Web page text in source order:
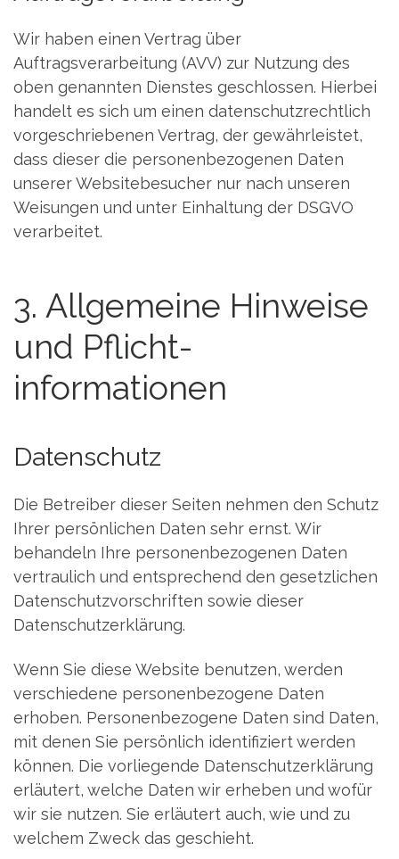
Wir haben einen Vertrag über
Auftragsverarbeitung (AVV) zur Nutzung des
oben genannten Dienstes geschlossen. Hierbei
handelt es sich um einen datenschutzrechtlich
vorgeschriebenen Vertrag, der gewährleistet,
dass dieser die personenbezogenen Daten
unserer Websitebesucher nur nach unseren
Weisungen und unter Einhaltung der DSGVO
verarbeitet.
3. Allgemeine Hinweise
und Pflicht­
informationen
Datenschutz
Die Betreiber dieser Seiten nehmen den Schutz
Ihrer persönlichen Daten sehr ernst. Wir
behandeln Ihre personenbezogenen Daten
vertraulich und entsprechend den gesetzlichen
Datenschutzvorschriften sowie dieser
Datenschutzerklärung.
Wenn Sie diese Website benutzen, werden
verschiedene personenbezogene Daten
erhoben. Personenbezogene Daten sind Daten,
mit denen Sie persönlich identifiziert werden
können. Die vorliegende Datenschutzerklärung
erläutert, welche Daten wir erheben und wofür
wir sie nutzen. Sie erläutert auch, wie und zu
welchem Zweck das geschieht.